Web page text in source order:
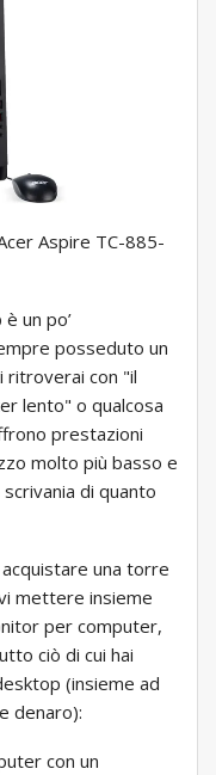
Aspire TC-885-
un po’
posseduto un
ritroverai con "il
lento" o qualcosa
prestazioni
molto più basso e
di quanto
una torre
mettere insieme
per computer,
ciò di cui hai
(insieme ad
denaro):
con un